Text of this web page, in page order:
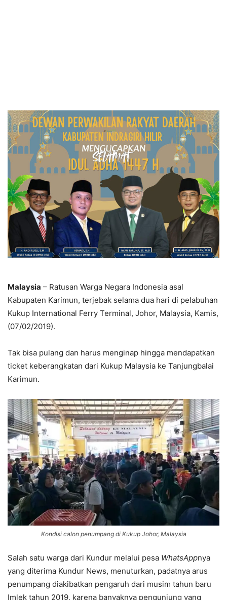
Malaysia – Ratusan Warga Negara Indonesia asal
Kabupaten Karimun, terjebak selama dua hari di pelabuhan
Kukup International Ferry Terminal, Johor, Malaysia, Kamis,
(07/02/2019).
Tak bisa pulang dan harus menginap hingga mendapatkan
ticket keberangkatan dari Kukup Malaysia ke Tanjungbalai
Karimun.
Kondisi calon penumpang di Kukup Johor, Malaysia
Salah satu warga dari Kundur melalui pesa WhatsAppnya
yang diterima Kundur News, menuturkan, padatnya arus
penumpang diakibatkan pengaruh dari musim tahun baru
Imlek tahun 2019, karena banyaknya pengunjung yang